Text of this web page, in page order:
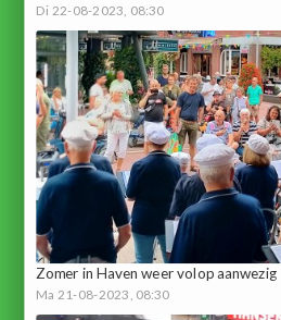
Di 22-08-2023, 08:30
Zomer in Haven weer volop aanwezig
Ma 21-08-2023, 08:30